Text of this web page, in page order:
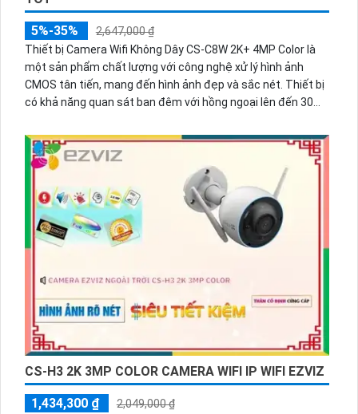
5%-35%
2,647,000 ₫
Thiết bị Camera Wifi Không Dây CS-C8W 2K+ 4MP Color là
một sản phẩm chất lượng với công nghệ xử lý hình ảnh
CMOS tân tiến, mang đến hình ảnh đẹp và sắc nét. Thiết bị
có khả năng quan sát ban đêm với hồng ngoại lên đến 30m.
giúp tiết kiệm chi phí cho hệ thống lớn. Với độ phân giải lên
đến 4.0MP, hỗ trợ định dạng H.265/H.264+/H.264, thiết bị
còn tích hợp chức năng hồng ngoại Smart IR để quan sát rõ
nét hơn trong điều kiện ánh sáng yếu.
CS-H3 2K 3MP COLOR CAMERA WIFI IP WIFI EZVIZ
1,434,300 ₫
2,049,000 ₫